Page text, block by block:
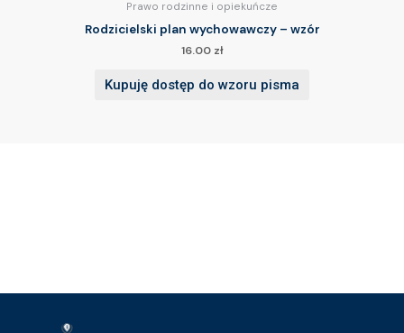
Prawo rodzinne i opiekuńcze
Rodzicielski plan wychowawczy – wzór
16.00 zł
Kupuję dostęp do wzoru pisma